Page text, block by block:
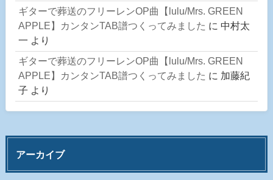
ギターで葬送のフリーレンOP曲【lulu/Mrs. GREEN
APPLE】カンタンTAB譜つくってみました に 中村太
一 より
ギターで葬送のフリーレンOP曲【lulu/Mrs. GREEN
APPLE】カンタンTAB譜つくってみました に 加藤紀
子 より
アーカイブ